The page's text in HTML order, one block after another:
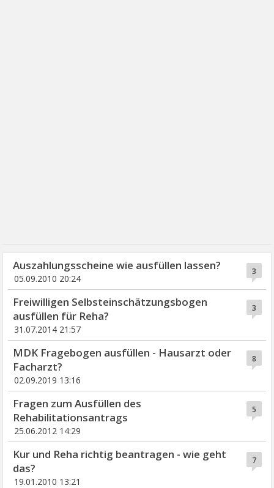
3
Auszahlungsscheine wie ausfüllen lassen?
05.09.2010 20:24
3
Freiwilligen Selbsteinschätzungsbogen
ausfüllen für Reha?
31.07.2014 21:57
8
MDK Fragebogen ausfüllen - Hausarzt oder
Facharzt?
02.09.2019 13:16
5
Fragen zum Ausfüllen des
Rehabilitationsantrags
25.06.2012 14:29
7
Kur und Reha richtig beantragen - wie geht
das?
19.01.2010 13:21